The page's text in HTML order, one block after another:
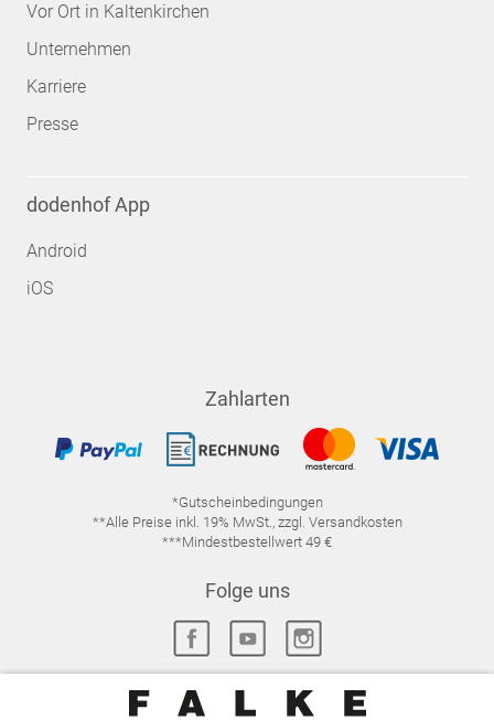
Vor Ort in Kaltenkirchen
Unternehmen
Karriere
Presse
dodenhof App
Android
iOS
Zahlarten
*Gutscheinbedingungen
**Alle Preise inkl. 19% MwSt., zzgl. Versandkosten
***Mindestbestellwert 49 €
Folge uns